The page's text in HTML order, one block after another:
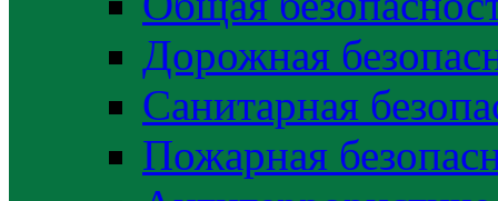
Дорожная
Санитарная
Пожарная